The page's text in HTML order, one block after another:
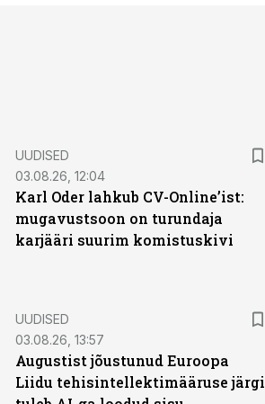
UUDISED
03.08.26, 12:04
Karl Oder lahkub CV-Online’ist:
mugavustsoon on turundaja
karjääri suurim komistuskivi
UUDISED
03.08.26, 13:57
Augustist jõustunud Euroopa
Liidu tehisintellektimääruse järgi